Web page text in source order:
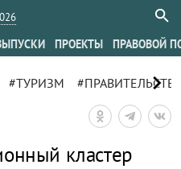
ПРОЕКТЫ ПРАВОВОЙ
#ТУРИЗМ chevron_right
кластер